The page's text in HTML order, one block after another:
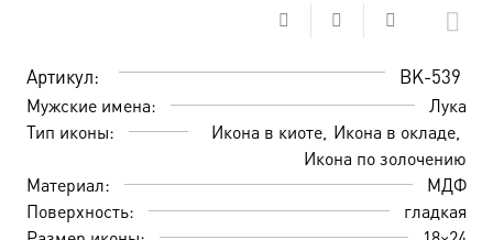
Артикул: BK-539
Мужские имена:
Лука
Тип иконы:
Икона в киоте Икона в окладе
Икона по золочению
Материал:
МДФ
Поверхность:
гладкая